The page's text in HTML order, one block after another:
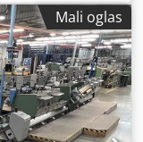
Mali oglas